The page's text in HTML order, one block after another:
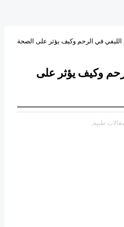
الليفي في الرحم وكيف يؤثر على الصحة
وكيف يؤثر على
طبية,